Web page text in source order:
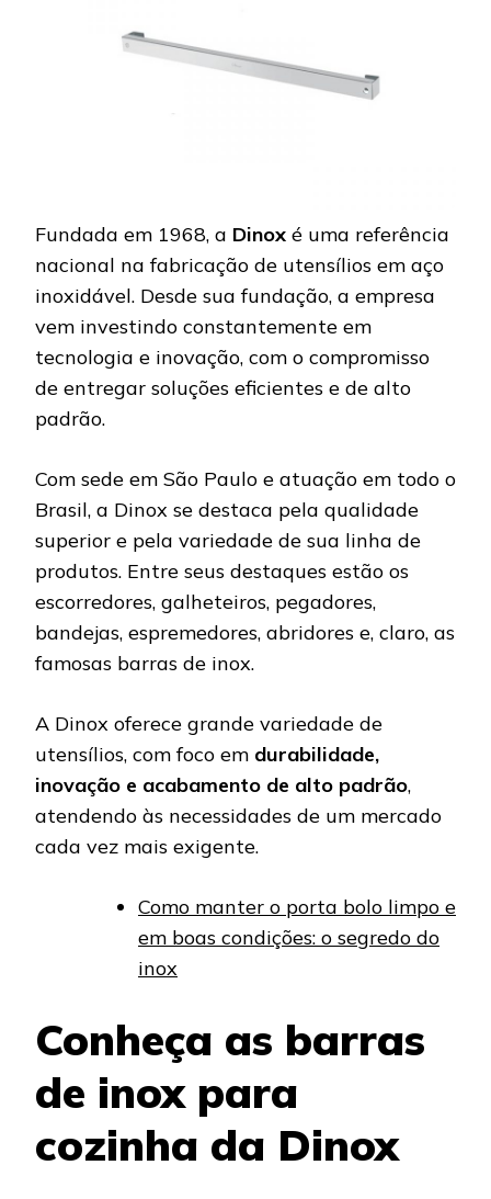
Fundada em 1968, a Dinox é uma referência
nacional na fabricação de utensílios em aço
inoxidável. Desde sua fundação, a empresa
vem investindo constantemente em
tecnologia e inovação, com o compromisso
de entregar soluções eficientes e de alto
padrão.
Com sede em São Paulo e atuação em todo o
Brasil, a Dinox se destaca pela qualidade
superior e pela variedade de sua linha de
produtos. Entre seus destaques estão os
escorredores, galheteiros, pegadores,
bandejas, espremedores, abridores e, claro, as
famosas barras de inox.
A Dinox oferece grande variedade de
utensílios, com foco em durabilidade,
inovação e acabamento de alto padrão,
atendendo às necessidades de um mercado
cada vez mais exigente.
Como manter o porta bolo limpo e
em boas condições: o segredo do
inox
Conheça as barras
de inox para
cozinha da Dinox